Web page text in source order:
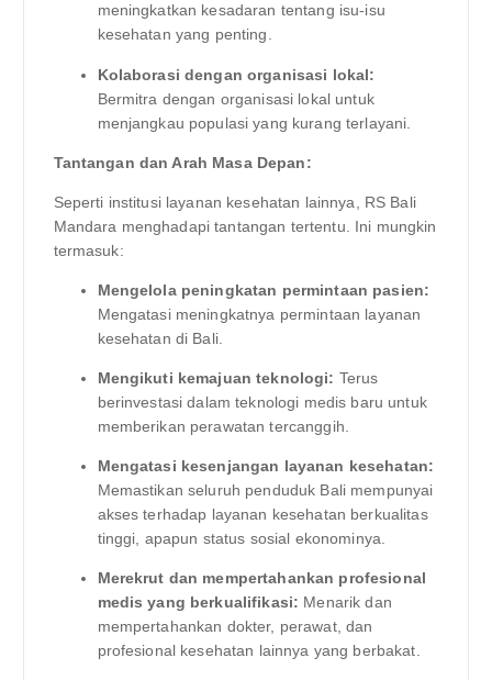
meningkatkan kesadaran tentang isu-isu
kesehatan yang penting.
Kolaborasi dengan organisasi lokal:
Bermitra dengan organisasi lokal untuk
menjangkau populasi yang kurang terlayani.
Tantangan dan Arah Masa Depan:
Seperti institusi layanan kesehatan lainnya, RS Bali
Mandara menghadapi tantangan tertentu. Ini mungkin
termasuk:
Mengelola peningkatan permintaan pasien:
Mengatasi meningkatnya permintaan layanan
kesehatan di Bali.
Mengikuti kemajuan teknologi: Terus
berinvestasi dalam teknologi medis baru untuk
memberikan perawatan tercanggih.
Mengatasi kesenjangan layanan kesehatan:
Memastikan seluruh penduduk Bali mempunyai
akses terhadap layanan kesehatan berkualitas
tinggi, apapun status sosial ekonominya.
Merekrut dan mempertahankan profesional
medis yang berkualifikasi: Menarik dan
mempertahankan dokter, perawat, dan
profesional kesehatan lainnya yang berbakat.